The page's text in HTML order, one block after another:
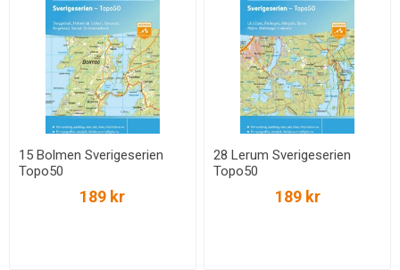
15 Bolmen Sverigeserien
Topo50
189 kr
28 Lerum Sverigeserien
Topo50
189 kr